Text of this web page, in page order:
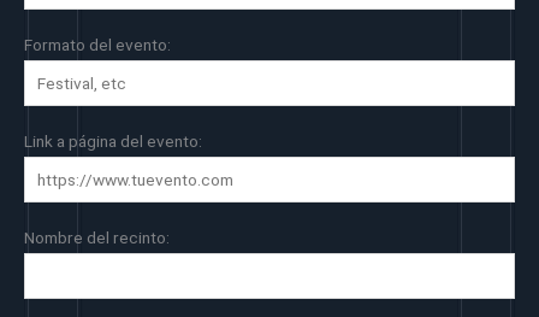
Formato del evento:
Link a página del evento:
Nombre del recinto: